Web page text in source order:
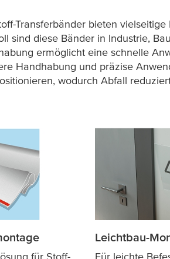
Transferbänder bieten
sind diese Bänder in Industrie,
ermöglicht eine schnelle
Handhabung und präzise
wodurch Abfall
Leichtbau-